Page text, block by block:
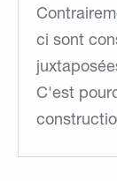
ci sont
C'est